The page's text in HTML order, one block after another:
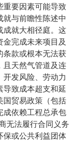
重要因素可能导致
与前瞻性陈述中
成就大相径庭。这
完成未来项目及
条款或根本无法获
且天然气管道及连
发风险、劳动力
导致成本超支和延
国贸易政策（包括
成依赖工程总承包
无法履行合同义务
保或公共利益团体